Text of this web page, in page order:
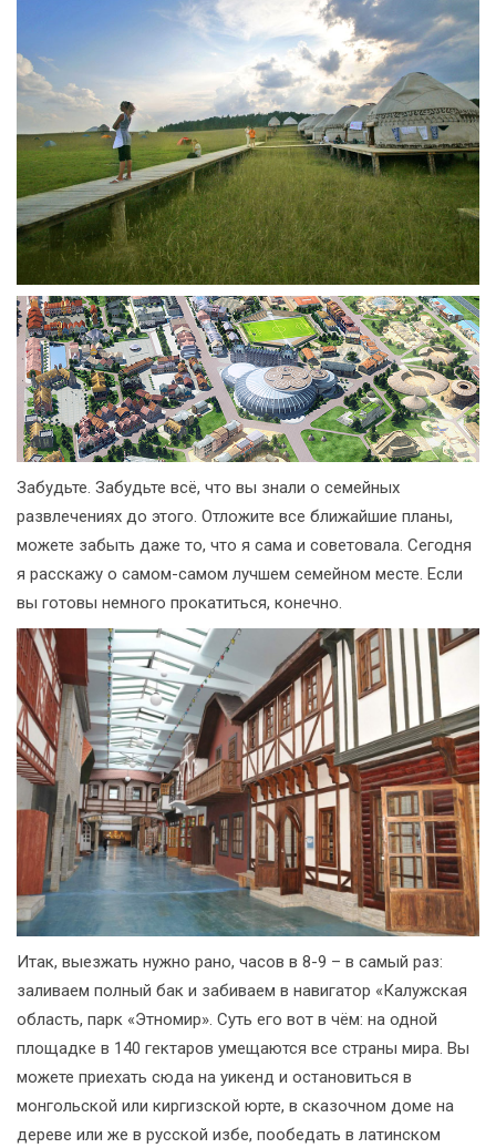
Забудьте. Забудьте всё, что вы знали о семейных
развлечениях до этого. Отложите все ближайшие планы,
можете забыть даже то, что я сама и советовала. Сегодня
я расскажу о самом-самом лучшем семейном месте. Если
вы готовы немного прокатиться, конечно.
Итак, выезжать нужно рано, часов в 8-9 – в самый раз:
заливаем полный бак и забиваем в навигатор «Калужская
область, парк «Этномир». Суть его вот в чём: на одной
площадке в 140 гектаров умещаются все страны мира. Вы
можете приехать сюда на уикенд и остановиться в
монгольской или киргизской юрте, в сказочном доме на
дереве или же в русской избе, пообедать в латинском